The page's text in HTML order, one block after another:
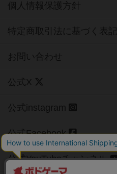
個人情報保護方針
特定商取引法に基づく表記
お問い合わせ
公式X
公式instagram
公式Facebook
公式YouTubeチャンネル